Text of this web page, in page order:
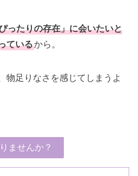
ったりの存在」に会いたいと
ているから。
物足りなさを感じてしまうよ
ませんか？